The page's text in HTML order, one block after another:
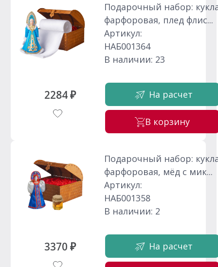
2284 ₽
Подарочный набор:
фарфоровая, плед флис...
Артикул:
НАБ001364
В наличии: 23
На расчет
В корзину
3370 ₽
Подарочный набор:
фарфоровая, мёд с мик...
Артикул:
НАБ001358
В наличии: 2
На расчет